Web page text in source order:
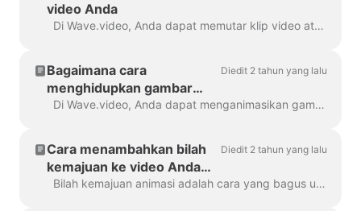
video Anda
Di Wave.video, Anda dapat memutar klip video atau gambar Anda. Untuk memutar klip video/gambar, silakan menuju ke langkah "Edit" dan pilih ...
Bagaimana cara
menghidupkan gambar
saya
Diedit 2 tahun yang lalu
Di Wave.video, Anda dapat menganimasikan gambar yang Anda gunakan sebagai latar belakang. Ini akan memberikan tampilan yang lebih segar dan menarik pada video Anda. Untuk menganimasikan latar belakang...
Cara menambahkan bilah
kemajuan ke video Anda
dengan Wave.video
Diedit 2 tahun yang lalu
Bilah kemajuan animasi adalah cara yang bagus untuk menarik perhatian pemirsa dan meningkatkan waktu menonton video Anda. Pelajari cara menambahkan bilah kemajuan dinamis untuk Anda...